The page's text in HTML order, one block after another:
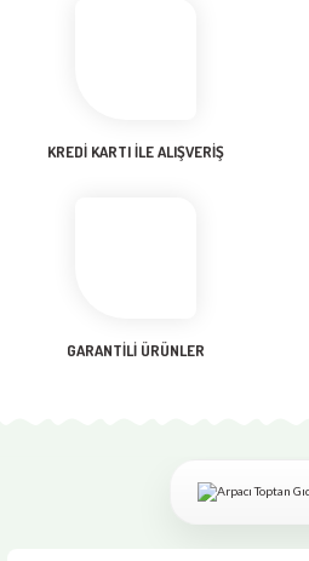
Ürün fiyatı diğer sitelerden daha pahalı.
KREDİ KARTI İLE ALIŞVERİŞ
GARANTİLİ ÜRÜNLER